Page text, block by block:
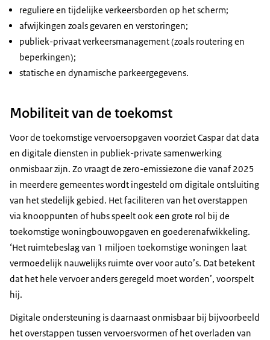
reguliere en tijdelijke verkeersborden op het scherm;
afwijkingen zoals gevaren en verstoringen;
publiek-privaat verkeersmanagement (zoals routering en
beperkingen);
statische en dynamische parkeergegevens.
Mobiliteit van de toekomst
Voor de toekomstige vervoersopgaven voorziet Caspar dat data
en digitale diensten in publiek-private samenwerking
onmisbaar zijn. Zo vraagt de zero-emissiezone die vanaf 2025
in meerdere gemeentes wordt ingesteld om digitale ontsluiting
van het stedelijk gebied. Het faciliteren van het overstappen
via knooppunten of hubs speelt ook een grote rol bij de
toekomstige woningbouwopgaven en goederenafwikkeling.
‘Het ruimtebeslag van 1 miljoen toekomstige woningen laat
vermoedelijk nauwelijks ruimte over voor auto’s. Dat betekent
dat het hele vervoer anders geregeld moet worden’, voorspelt
hij.
Digitale ondersteuning is daarnaast onmisbaar bij bijvoorbeeld
het overstappen tussen vervoersvormen of het overladen van